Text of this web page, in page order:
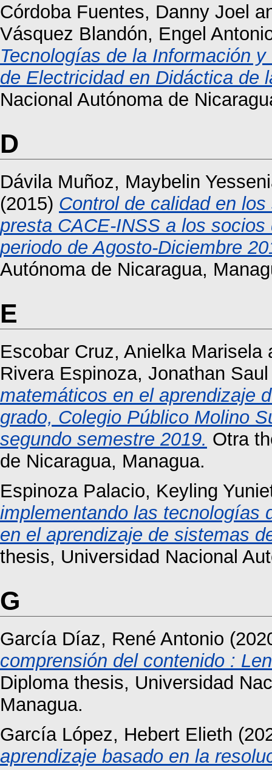
Córdoba Fuentes, Danny Joel
Vásquez Blandón, Engel
Tecnologías de la Información
de Electricidad en Didáctica de
Nacional Autónoma de
D
Dávila Muñoz, Maybelin
(2015) Control de calidad en
presta CACE-INSS a los
periodo de Agosto-Diciembre
Autónoma de Nicaragua,
E
Escobar Cruz, Anielka Marisela
Rivera Espinoza, Jonathan Saul
matemáticos en el aprendizaje
grado, Colegio Público Molino
segundo semestre 2019. Otra
de Nicaragua, Managua.
Espinoza Palacio, Keyling
implementando las tecnologías
en el aprendizaje de sistemas
thesis, Universidad Nacional
G
García Díaz, René Antonio
comprensión del contenido :
Diploma thesis, Universidad
Managua.
García López, Hebert Elieth
aprendizaje basado en la